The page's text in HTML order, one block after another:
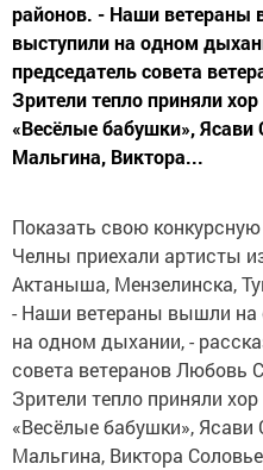
районов. - Наши ветераны
выступили на одном
председатель совета
Зрители тепло приняли
«Весёлые бабушки»,
Мальгина, Виктора...
Показать свою
Челны приехали артисты
Актаныша, Мензелинска,
- Наши ветераны вышли на
на одном дыхании, -
совета ветеранов Любовь
Зрители тепло приняли
«Весёлые бабушки», Ясави
Мальгина, Виктора